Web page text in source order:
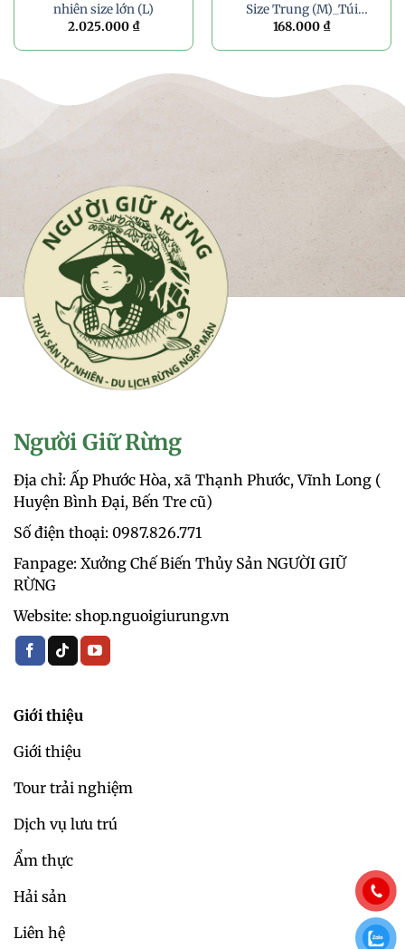
nhiên size lớn (L)
2.025.000 ₫
Size Trung (M)_Túi
100g
168.000 ₫
Người Giữ Rừng
Địa chỉ: Ấp Phước Hòa, xã Thạnh Phước, Vĩnh Long (
Huyện Bình Đại, Bến Tre cũ)
Số điện thoại: 0987.826.771‬
Fanpage: Xưởng Chế Biến Thủy Sản NGƯỜI GIỮ
RỪNG
Website: shop.nguoigiurung.vn
Giới thiệu
Giới thiệu
Tour trải nghiệm
Dịch vụ lưu trú
Ẩm thực
Hải sản
Liên hệ